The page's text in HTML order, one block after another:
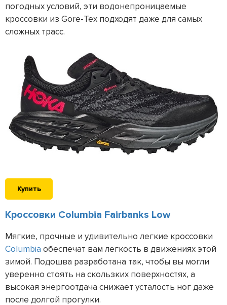
погодных условий, эти водонепроницаемые
кроссовки из Gore-Tex подходят даже для самых
сложных трасс.
Купить
Кроссовки Columbia Fairbanks Low
Мягкие, прочные и удивительно легкие кроссовки
Columbia обеспечат вам легкость в движениях этой
зимой. Подошва разработана так, чтобы вы могли
уверенно стоять на скользких поверхностях, а
высокая энергоотдача снижает усталость ног даже
после долгой прогулки.